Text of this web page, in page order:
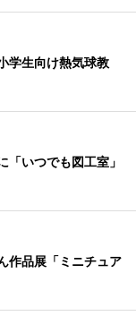
学生向け熱気球教
「いつでも図工室」
作品展「ミニチュア